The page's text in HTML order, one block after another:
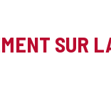
SUR